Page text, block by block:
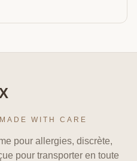
WITH CARE
pour allergies, discrète,
pour transporter en toute